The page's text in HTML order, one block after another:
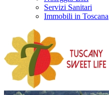
Servizi Sanitari
Immobili in Toscana